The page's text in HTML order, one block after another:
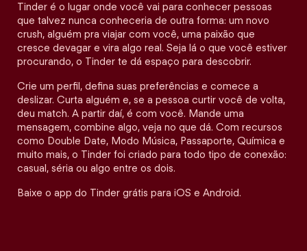
Tinder é o lugar onde você vai para conhecer pessoas
que talvez nunca conheceria de outra forma: um novo
crush, alguém pra viajar com você, uma paixão que
cresce devagar e vira algo real. Seja lá o que você estiver
procurando, o Tinder te dá espaço para descobrir.
Crie um perfil, defina suas preferências e comece a
deslizar. Curta alguém e, se a pessoa curtir você de volta,
deu match. A partir daí, é com você. Mande uma
mensagem, combine algo, veja no que dá. Com recursos
como Double Date, Modo Música, Passaporte, Química e
muito mais, o Tinder foi criado para todo tipo de conexão:
casual, séria ou algo entre os dois.
Baixe o app do Tinder grátis para iOS e Android.